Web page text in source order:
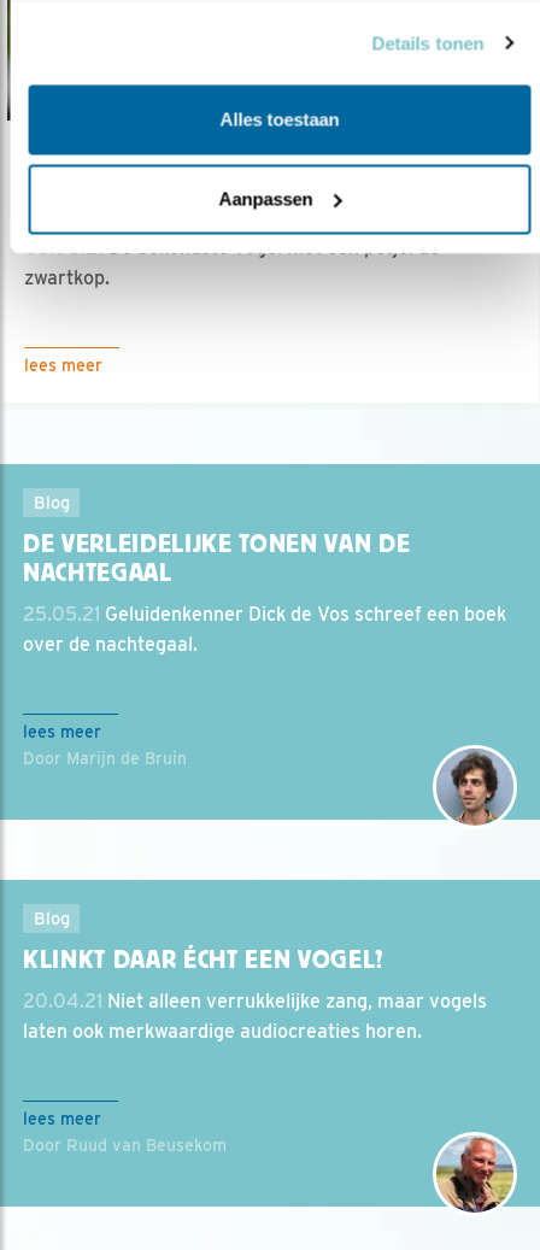
Details tonen
Alles toestaan
Aanpassen
Verdieping
05.08.21De bekendste vogel met een petje: de
zwartkop.
lees meer
Blog
DE VERLEIDELIJKE TONEN VAN DE
NACHTEGAAL
25.05.21 Geluidenkenner Dick de Vos schreef een boek
over de nachtegaal.
lees meer
Door Marijn de Bruin
Blog
KLINKT DAAR ÉCHT EEN VOGEL?
20.04.21 Niet alleen verrukkelijke zang, maar vogels
laten ook merkwaardige audiocreaties horen.
lees meer
Door Ruud van Beusekom